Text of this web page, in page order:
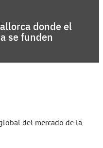
donde el
se funden
del mercado de la